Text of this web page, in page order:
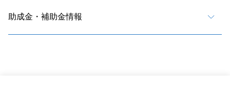
助成金・補助金情報